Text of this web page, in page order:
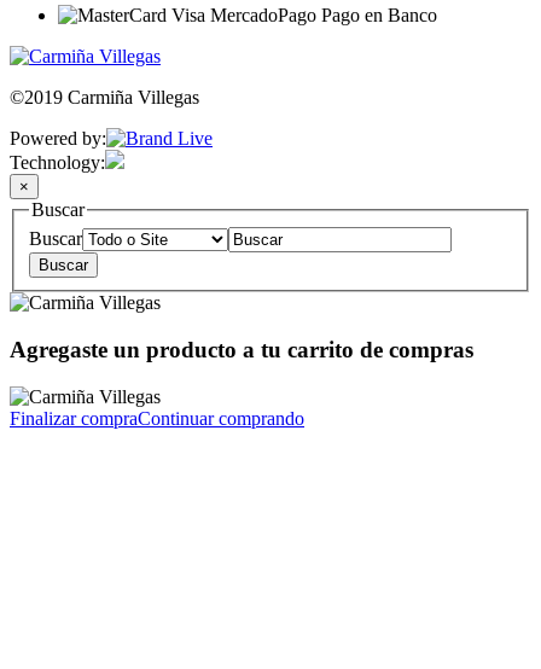
©2019 Carmiña Villegas
Powered by:
Technology:
×
Buscar
Buscar
Agregaste un producto a tu carrito de compras
Finalizar compraContinuar comprando